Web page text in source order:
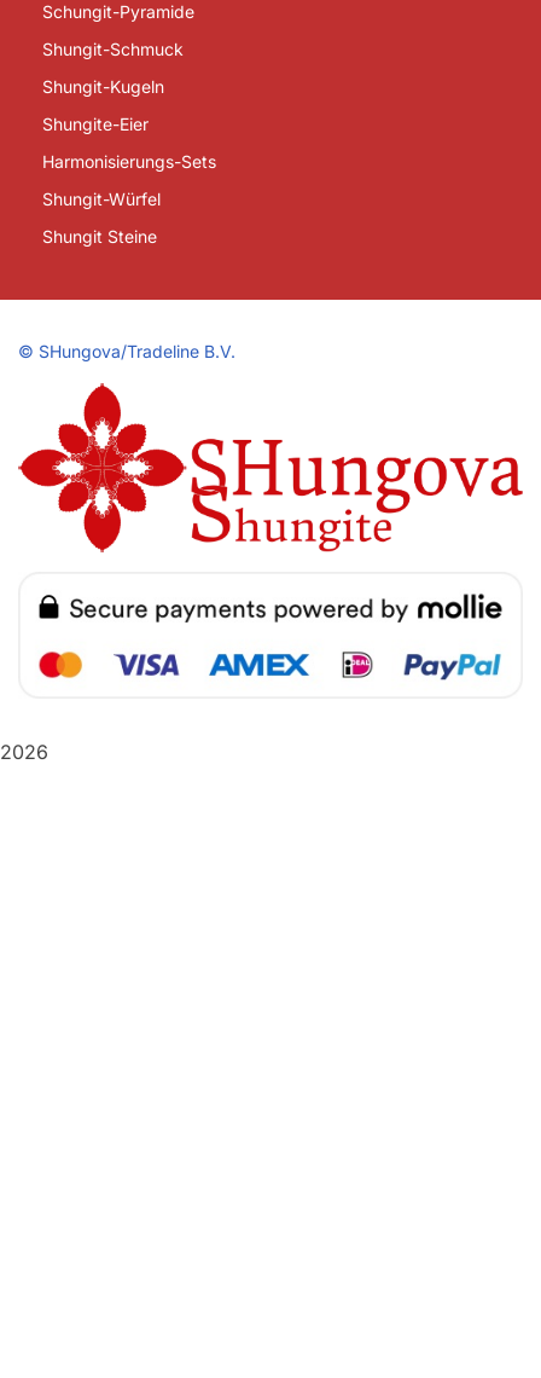
Schungit-Pyramide
Shungit-Schmuck
Shungit-Kugeln
Shungite-Eier
Harmonisierungs-Sets
Shungit-Würfel
Shungit Steine
© SHungova/Tradeline B.V.
2026